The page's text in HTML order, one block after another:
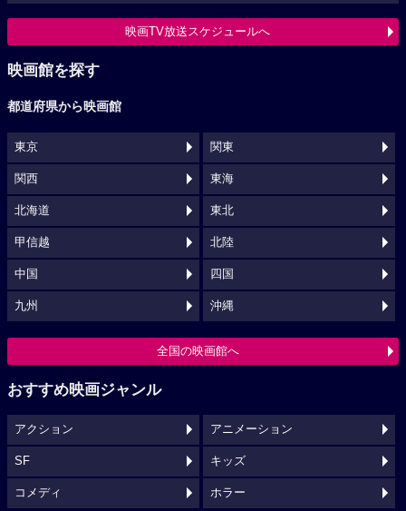
映画TV放送スケジュールへ
映画館を探す
都道府県から映画館
東京 関東
関西 東海
北海道 東北
甲信越 北陸
中国 四国
九州 沖縄
全国の映画館へ
おすすめ映画ジャンル
アクション アニメーション
SF キッズ
コメディ ホラー